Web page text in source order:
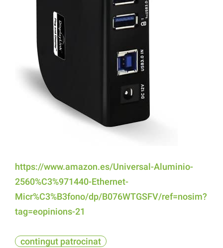
https://www.amazon.es/Universal-Aluminio-
2560%C3%971440-Ethernet-
Micr%C3%B3fono/dp/B076WTGSFV/ref=nosim?
tag=eopinions-21
contingut patrocinat